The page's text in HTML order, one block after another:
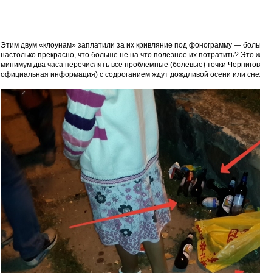
Этим двум «клоунам» заплатили за их кривляние под фонограмму —
настолько прекрасно, что больше не на что полезное их потратить?
минимум два часа перечислять все проблемные (болевые) точки
официальная информация) с содроганием ждут дождливой осени или